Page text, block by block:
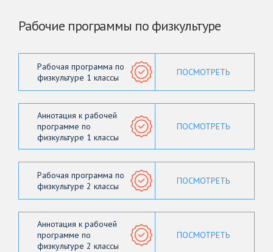
Рабочие программы по физкультуре
Рабочая программа по
физкультуре 1 классы
ПОСМОТРЕТЬ
Аннотация к рабочей
программе по
физкультуре 1 классы
ПОСМОТРЕТЬ
Рабочая программа по
физкультуре 2 классы
ПОСМОТРЕТЬ
Аннотация к рабочей
программе по
физкультуре 2 классы
ПОСМОТРЕТЬ